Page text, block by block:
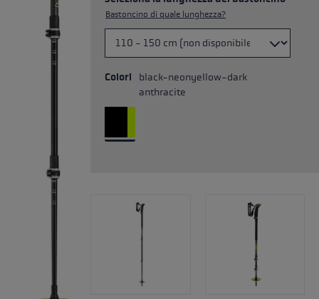
Bastoncino di quale lunghezza?
Colori
black-neonyellow-dark
anthracite